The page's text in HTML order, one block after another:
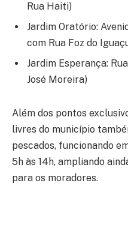
Rua Haiti)
Jardim Oratório:
com Rua Foz do
Jardim Esperança:
José Moreira)
Além dos pontos
livres do município
pescados, funcionando
5h às 14h, ampliando
para os moradores.